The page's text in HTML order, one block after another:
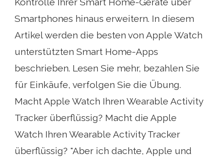
Smartphones hinaus erweitern. In diesem
Artikel werden die besten von Apple Watch
unterstützten Smart Home-Apps
beschrieben. Lesen Sie mehr, bezahlen Sie
für Einkäufe, verfolgen Sie die Übung.
Macht Apple Watch Ihren Wearable Activity
Tracker überflüssig? Macht die Apple
Watch Ihren Wearable Activity Tracker
überflüssig? "Aber ich dachte, Apple und